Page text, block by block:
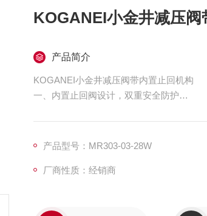
KOGANEI小金井减压阀
产品简介
KOGANEI小金井减压阀带内置止回机构
一、内置止回阀设计，双重安全防护
避免设备损坏或工艺参数波动。例如，在
产品型号：MR303-03-28W
厂商性质：经销商